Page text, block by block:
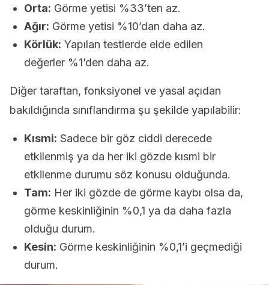
Orta: Görme yetisi %33’ten az.
Ağır: Görme yetisi %10’dan daha az.
Körlük: Yapılan testlerde elde edilen
değerler %1’den daha az.
Diğer taraftan, fonksiyonel ve yasal açıdan
bakıldığında sınıflandırma şu şekilde yapılabilir:
Kısmi: Sadece bir göz ciddi derecede
etkilenmiş ya da her iki gözde kısmi bir
etkilenme durumu söz konusu olduğunda.
Tam: Her iki gözde de görme kaybı olsa da,
görme keskinliğinin %0,1 ya da daha fazla
olduğu durum.
Kesin: Görme keskinliğinin %0,1’i geçmediği
durum.